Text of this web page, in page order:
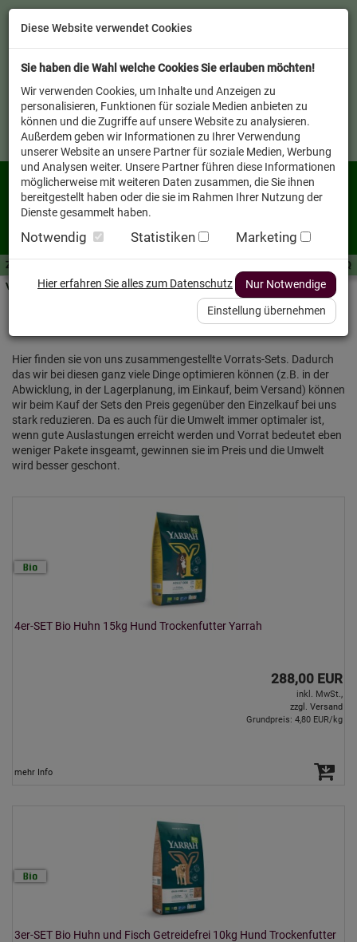
Zutaten A-Z
Service FAQ
Verkäufer vor Ort
Hier finden sie von uns zusammengestellte Vorrats-Sets. Dadurch
das wir bei diesen ganz viele Dinge optimieren können (z.B. in der
Abwicklung, in der Lagerplanung, im Einkauf, beim Versand) können
wir beim Kauf der Sets den Preis gegenüber den Einzelkauf bei uns
stark reduzieren. Da es auch für die Umwelt immer optimaler ist,
wenn gute Auslastungen erreicht werden und Vorrat bedeutet eben
weniger Pakete insgeamt, gewinnen sie im Preis und die Umwelt
wird besser geschont.
4er-SET Bio Huhn 15kg Hund Trockenfutter Yarrah
288,00 EUR
inkl. MwSt.,
zzgl. Versand
Grundpreis: 4,80 EUR/kg
mehr Info
3er-SET Bio Huhn und Fisch Getreidefrei 10kg Hund Trockenfutter
Diese Website verwendet Cookies
Sie haben die Wahl welche Cookies Sie erlauben möchten!
Wir verwenden Cookies, um Inhalte und Anzeigen zu
personalisieren, Funktionen für soziale Medien anbieten zu
können und die Zugriffe auf unsere Website zu analysieren.
Außerdem geben wir Informationen zu Ihrer Verwendung
unserer Website an unsere Partner für soziale Medien, Werbung
und Analysen weiter. Unsere Partner führen diese Informationen
möglicherweise mit weiteren Daten zusammen, die Sie ihnen
bereitgestellt haben oder die sie im Rahmen Ihrer Nutzung der
Dienste gesammelt haben.
Notwendig Statistiken Marketing
Hier erfahren Sie alles zum Datenschutz Nur Notwendige
Einstellung übernehmen